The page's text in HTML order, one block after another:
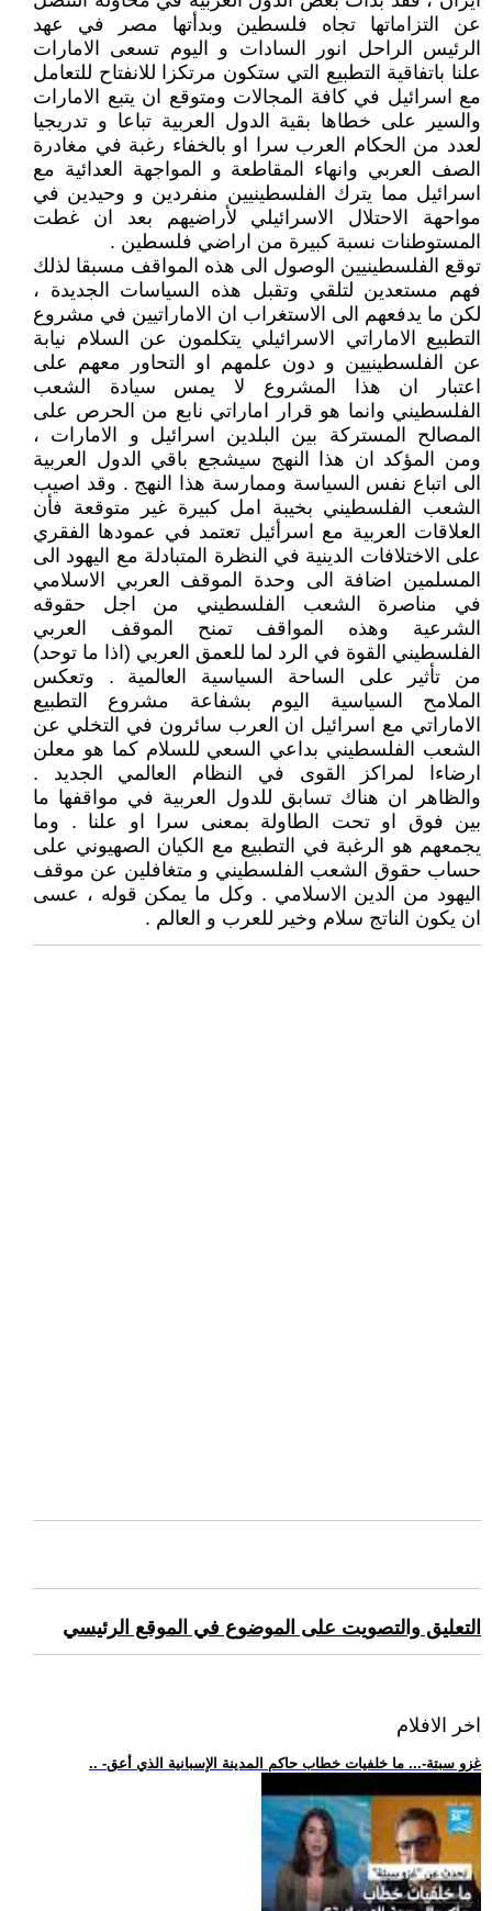
عن التزاماتها تجاه فلسطين وبدأتها مصر في عهد
الرئيس الراحل انور السادات و اليوم تسعى الامارات
علنا باتفاقية التطبيع التي ستكون مرتكزا للانفتاح للتعامل
مع اسرائيل في كافة المجالات ومتوقع ان يتبع الامارات
والسير على خطاها بقية الدول العربية تباعا و تدريجيا
لعدد من الحكام العرب سرا او بالخفاء رغبة في مغادرة
الصف العربي وانهاء المقاطعة و المواجهة العدائية مع
اسرائيل مما يترك الفلسطينيين منفردين و وحيدين في
مواحهة الاحتلال الاسرائيلي لأراضيهم بعد ان غطت
المستوطنات نسبة كبيرة من اراضي فلسطين .
توقع الفلسطينيين الوصول الى هذه المواقف مسبقا لذلك
فهم مستعدين لتلقي وتقبل هذه السياسات الجديدة ،
لكن ما يدفعهم الى الاستغراب ان الاماراتيين في مشروع
التطبيع الاماراتي الاسرائيلي يتكلمون عن السلام نيابة
عن الفلسطينيين و دون علمهم او التحاور معهم على
اعتبار ان هذا المشروع لا يمس سيادة الشعب
الفلسطيني وانما هو قرار اماراتي نابع من الحرص على
المصالح المستركة بين البلدين اسرائيل و الامارات ،
ومن المؤكد ان هذا النهج سيشجع باقي الدول العربية
الى اتباع نفس السياسة وممارسة هذا النهج . وقد اصيب
الشعب الفلسطيني بخيبة امل كبيرة غير متوقعة فأن
العلاقات العربية مع اسرأئيل تعتمد في عمودها الفقري
على الاختلافات الدينية في النظرة المتبادلة مع اليهود الى
المسلمين اضافة الى وحدة الموقف العربي الاسلامي
في مناصرة الشعب الفلسطيني من اجل حقوقه
الشرعية وهذه المواقف تمنح الموقف العربي
الفلسطيني القوة في الرد لما للعمق العربي (اذا ما توحد)
من تأثير على الساحة السياسية العالمية . وتعكس
الملامح السياسية اليوم بشفاعة مشروع التطبيع
الاماراتي مع اسرائيل ان العرب سائرون في التخلي عن
الشعب الفلسطيني بداعي السعي للسلام كما هو معلن
ارضاءا لمراكز القوى في النظام العالمي الجديد .
والظاهر ان هناك تسابق للدول العربية في مواقفها ما
بين فوق او تحت الطاولة بمعنى سرا او علنا . وما
يجمعهم هو الرغبة في التطبيع مع الكيان الصهيوني على
حساب حقوق الشعب الفلسطيني و متغافلين عن موقف
اليهود من الدين الاسلامي . وكل ما يمكن قوله ، عسى
ان يكون الناتج سلام وخير للعرب و العالم .
التعليق والتصويت على الموضوع في الموقع الرئيسي
اخر الافلام
.. -غزو سبتة-... ما خلفيات خطاب حاكم المدينة الإسبانية الذي أعق